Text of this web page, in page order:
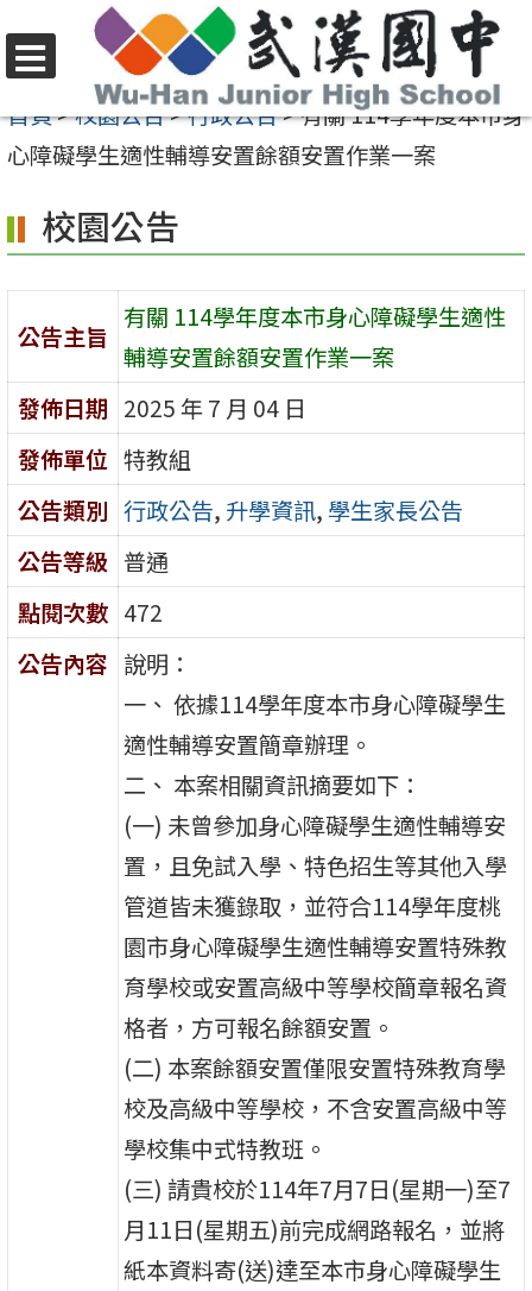
至
要
容
區
選
單
首頁>校園公告>行政公告>有關 114學年度本市身
心障礙學生適性輔導安置餘額安置作業一案
校園公告
公告主旨
有關 114學年度本市身心障礙學生適性
輔導安置餘額安置作業一案
發佈日期 2025 年 7 月 04 日
發佈單位 特教組
公告類別 行政公告, 升學資訊, 學生家長公告
公告等級 普通
點閱次數 472
公告內容 說明：
一、 依據114學年度本市身心障礙學生
適性輔導安置簡章辦理。
二、 本案相關資訊摘要如下：
(一) 未曾參加身心障礙學生適性輔導安
置，且免試入學、特色招生等其他入學
管道皆未獲錄取，並符合114學年度桃
園市身心障礙學生適性輔導安置特殊教
育學校或安置高級中等學校簡章報名資
格者，方可報名餘額安置。
(二) 本案餘額安置僅限安置特殊教育學
校及高級中等學校，不含安置高級中等
學校集中式特教班。
(三) 請貴校於114年7月7日(星期一)至7
月11日(星期五)前完成網路報名，並將
紙本資料寄(送)達至本市身心障礙學生